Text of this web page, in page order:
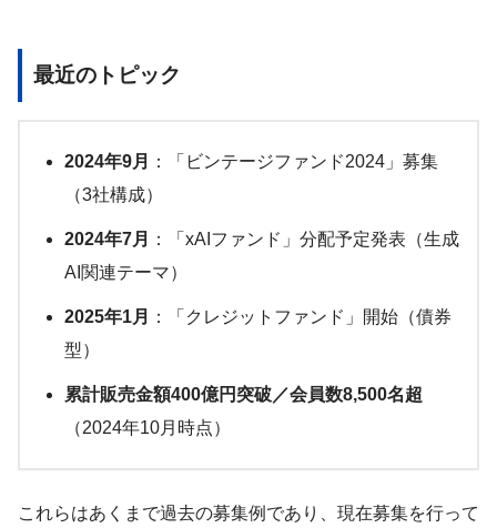
最近のトピック
2024年9月
：「ビンテージファンド2024」募集
（3社構成）
2024年7月
：「xAIファンド」分配予定発表（生成
AI関連テーマ）
2025年1月
：「クレジットファンド」開始（債券
型）
累計販売金額400億円突破／会員数8,500名超
（2024年10月時点）
これらはあくまで過去の募集例であり、現在募集を行って